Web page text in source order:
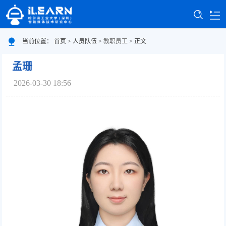
首页
中心概况
新闻通知
当前位置：首页 >人员队伍 >教职员工 > 正文
孟珊
2026-03-30 18:56